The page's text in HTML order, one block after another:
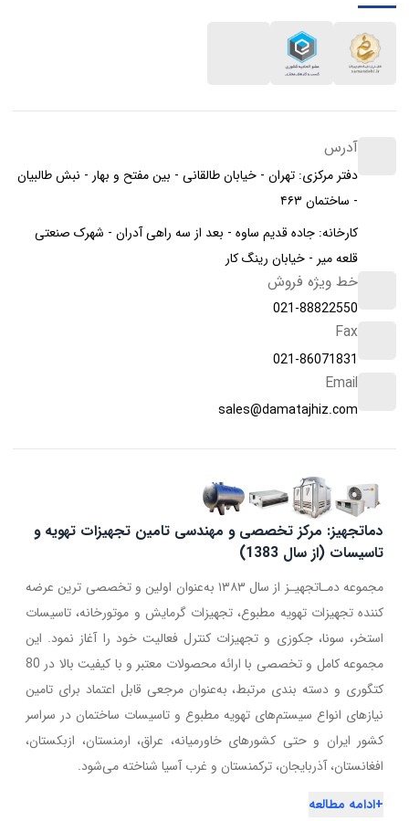
آدرس
دفتر مرکزی: تهران - خیابان طالقانی - بین مفتح و بهار - نبش طالبیان
- ساختمان ۴۶۳
کارخانه: جاده قدیم ساوه - بعد از سه راهی آدران - شهرک صنعتی
قلعه میر - خیابان رینگ کار
خط ویژه فروش
021-88822550
Fax
021-86071831
Email
sales@damatajhiz.com
دماتجهیز: مرکز تخصصی و مهندسی تامین تجهیزات تهویه و
تاسیسات (از سال 1383)
مجموعه دمـاتجهیـز از سال ۱۳۸۳ به‌عنوان اولین و تخصصی ترین عرضه
کننده تجهیزات تهویه مطبوع، تجهیزات گرمایش و موتورخانه، تاسیسات
استخر، سونا، جکوزی و تجهیزات کنترل فعالیت خود را آغاز نمود. این
مجموعه کامل و تخصصی با ارائه محصولات معتبر و با کیفیت بالا در 80
کتگوری و دسته بندی مرتبط، به‌عنوان مرجعی قابل اعتماد برای تامین
نیازهای انواع سیستم‌های تهویه مطبوع و تاسیسات ساختمان در سراسر
کشور ایران و حتی کشورهای خاورمیانه، عراق، ارمنستان، ازبکستان،
افغانستان، آذربایجان، ترکمنستان و غرب آسیا شناخته می‌شود.
+ادامه مطالعه